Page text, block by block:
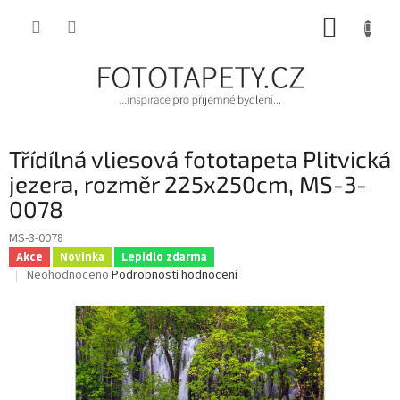
Třídílná vliesová fototapeta Plitvická
jezera, rozměr 225x250cm, MS-3-
0078
MS-3-0078
Akce Novinka Lepidlo zdarma
Průměrné
hvězdiček.
Neohodnoceno Podrobnosti hodnocení